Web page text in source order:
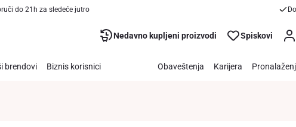
do 21h za sledeće jutro
Nedavno kupljeni proizvodi Spiskovi
brendovi Biznis korisnici Obaveštenja Karijera